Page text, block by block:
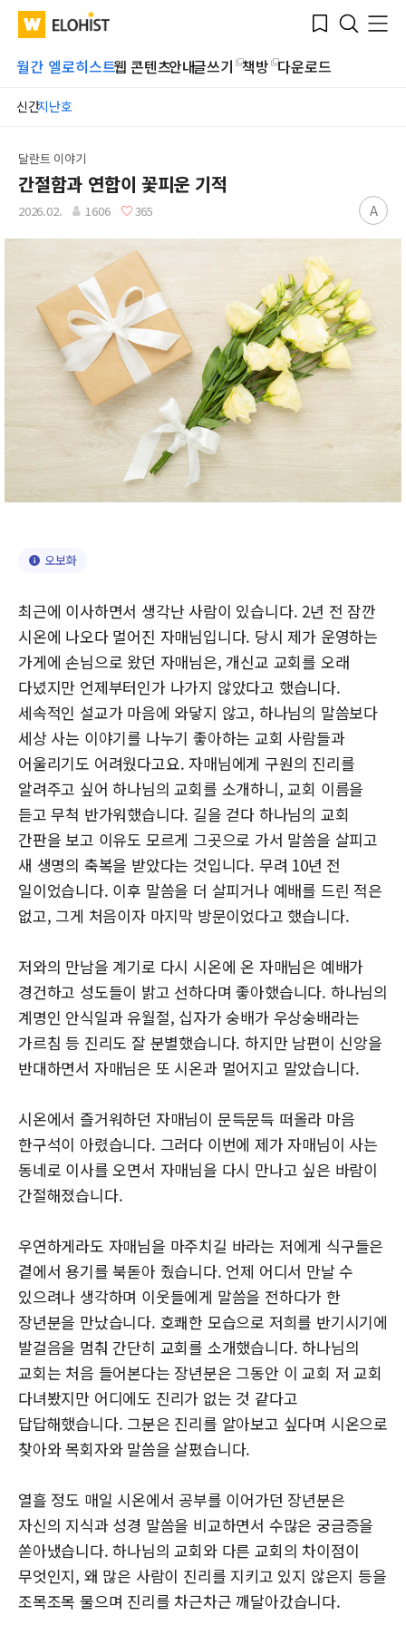
WATV Elohist-
Home
Bookmark
Search
Menu
월간 엘로히스트웹 콘텐츠안내글쓰기 책방 다운로드
신간지난호
Submit
달란트 이야기
간절함과 연합이 꽃피운 기적
2026.02. 1606 365 A
오보화
최근에 이사하면서 생각난 사람이 있습니다. 2년 전 잠깐
시온에 나오다 멀어진 자매님입니다. 당시 제가 운영하는
가게에 손님으로 왔던 자매님은, 개신교 교회를 오래
다녔지만 언제부터인가 나가지 않았다고 했습니다.
세속적인 설교가 마음에 와닿지 않고, 하나님의 말씀보다
세상 사는 이야기를 나누기 좋아하는 교회 사람들과
어울리기도 어려웠다고요. 자매님에게 구원의 진리를
알려주고 싶어 하나님의 교회를 소개하니, 교회 이름을
듣고 무척 반가워했습니다. 길을 걷다 하나님의 교회
간판을 보고 이유도 모르게 그곳으로 가서 말씀을 살피고
새 생명의 축복을 받았다는 것입니다. 무려 10년 전
일이었습니다. 이후 말씀을 더 살피거나 예배를 드린 적은
없고, 그게 처음이자 마지막 방문이었다고 했습니다.
저와의 만남을 계기로 다시 시온에 온 자매님은 예배가
경건하고 성도들이 밝고 선하다며 좋아했습니다. 하나님의
계명인 안식일과 유월절, 십자가 숭배가 우상숭배라는
가르침 등 진리도 잘 분별했습니다. 하지만 남편이 신앙을
반대하면서 자매님은 또 시온과 멀어지고 말았습니다.
시온에서 즐거워하던 자매님이 문득문득 떠올라 마음
한구석이 아렸습니다. 그러다 이번에 제가 자매님이 사는
동네로 이사를 오면서 자매님을 다시 만나고 싶은 바람이
간절해졌습니다.
우연하게라도 자매님을 마주치길 바라는 저에게 식구들은
곁에서 용기를 북돋아 줬습니다. 언제 어디서 만날 수
있으려나 생각하며 이웃들에게 말씀을 전하다가 한
장년분을 만났습니다. 호쾌한 모습으로 저희를 반기시기에
발걸음을 멈춰 간단히 교회를 소개했습니다. 하나님의
교회는 처음 들어본다는 장년분은 그동안 이 교회 저 교회
다녀봤지만 어디에도 진리가 없는 것 같다고
답답해했습니다. 그분은 진리를 알아보고 싶다며 시온으로
찾아와 목회자와 말씀을 살폈습니다.
열흘 정도 매일 시온에서 공부를 이어가던 장년분은
자신의 지식과 성경 말씀을 비교하면서 수많은 궁금증을
쏟아냈습니다. 하나님의 교회와 다른 교회의 차이점이
무엇인지, 왜 많은 사람이 진리를 지키고 있지 않은지 등을
조목조목 물으며 진리를 차근차근 깨달아갔습니다.